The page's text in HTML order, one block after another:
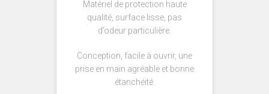
Matériel de protection haute
qualité, surface lisse, pas
d’odeur particulière.
Conception, facile à ouvrir, une
prise en main agréable et bonne
étanchéité.